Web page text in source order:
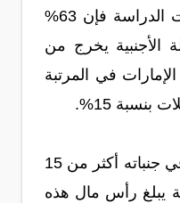
في العالم.!!! وحسبما أفادت الدراسة فإن 63%
الأجنبية يخرج من
في المرتبة
15%.
حي البطحاء والذي يضم في جنباته أكثر من 15
رأس مال هذه